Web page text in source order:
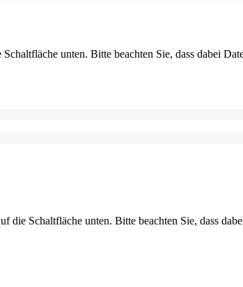
unten. Bitte beachten Sie, dass dabei
die Schaltfläche unten. Bitte beachten Sie, dass